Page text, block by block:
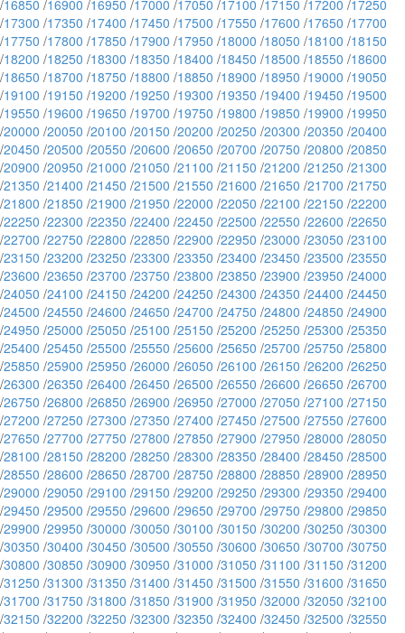
/16850 /16900 /16950 /17000 /17050 /17100 /17150 /17200 /17250
/17300 /17350 /17400 /17450 /17500 /17550 /17600 /17650 /17700
/17750 /17800 /17850 /17900 /17950 /18000 /18050 /18100 /18150
/18200 /18250 /18300 /18350 /18400 /18450 /18500 /18550 /18600
/18650 /18700 /18750 /18800 /18850 /18900 /18950 /19000 /19050
/19100 /19150 /19200 /19250 /19300 /19350 /19400 /19450 /19500
/19550 /19600 /19650 /19700 /19750 /19800 /19850 /19900 /19950
/20000 /20050 /20100 /20150 /20200 /20250 /20300 /20350 /20400
/20450 /20500 /20550 /20600 /20650 /20700 /20750 /20800 /20850
/20900 /20950 /21000 /21050 /21100 /21150 /21200 /21250 /21300
/21350 /21400 /21450 /21500 /21550 /21600 /21650 /21700 /21750
/21800 /21850 /21900 /21950 /22000 /22050 /22100 /22150 /22200
/22250 /22300 /22350 /22400 /22450 /22500 /22550 /22600 /22650
/22700 /22750 /22800 /22850 /22900 /22950 /23000 /23050 /23100
/23150 /23200 /23250 /23300 /23350 /23400 /23450 /23500 /23550
/23600 /23650 /23700 /23750 /23800 /23850 /23900 /23950 /24000
/24050 /24100 /24150 /24200 /24250 /24300 /24350 /24400 /24450
/24500 /24550 /24600 /24650 /24700 /24750 /24800 /24850 /24900
/24950 /25000 /25050 /25100 /25150 /25200 /25250 /25300 /25350
/25400 /25450 /25500 /25550 /25600 /25650 /25700 /25750 /25800
/25850 /25900 /25950 /26000 /26050 /26100 /26150 /26200 /26250
/26300 /26350 /26400 /26450 /26500 /26550 /26600 /26650 /26700
/26750 /26800 /26850 /26900 /26950 /27000 /27050 /27100 /27150
/27200 /27250 /27300 /27350 /27400 /27450 /27500 /27550 /27600
/27650 /27700 /27750 /27800 /27850 /27900 /27950 /28000 /28050
/28100 /28150 /28200 /28250 /28300 /28350 /28400 /28450 /28500
/28550 /28600 /28650 /28700 /28750 /28800 /28850 /28900 /28950
/29000 /29050 /29100 /29150 /29200 /29250 /29300 /29350 /29400
/29450 /29500 /29550 /29600 /29650 /29700 /29750 /29800 /29850
/29900 /29950 /30000 /30050 /30100 /30150 /30200 /30250 /30300
/30350 /30400 /30450 /30500 /30550 /30600 /30650 /30700 /30750
/30800 /30850 /30900 /30950 /31000 /31050 /31100 /31150 /31200
/31250 /31300 /31350 /31400 /31450 /31500 /31550 /31600 /31650
/31700 /31750 /31800 /31850 /31900 /31950 /32000 /32050 /32100
/32150 /32200 /32250 /32300 /32350 /32400 /32450 /32500 /32550